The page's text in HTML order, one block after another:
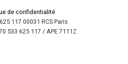
de confidentialité
117 00031 RCS Paris
533 625 117 / APE 7111Z